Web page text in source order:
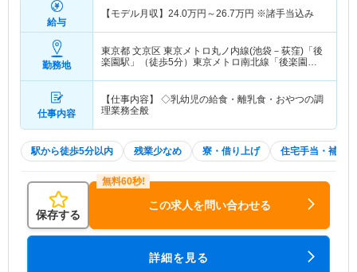
給与
【モデル月収】 24.0万円～26.7万円 ※諸手当込み
勤務地
東京都 文京区 東京メトロ丸ノ内線(池袋－荻窪)「後
楽園駅」（徒歩5分）東京メトロ南北線「後楽園
仕事内容
【仕事内容】 ◇乳幼児の給食・離乳食・おやつの調
理業務全般
駅から徒歩5分以内 残業少なめ 寮・借り上げ 住宅手当・補助
保存する
この求人を問い合わせる
詳細を見る